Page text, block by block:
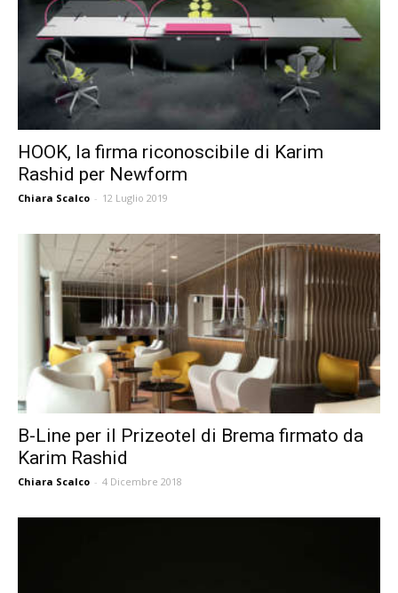
HOOK, la firma riconoscibile di Karim
Rashid per Newform
Chiara Scalco - 12 Luglio 2019
B-Line per il Prizeotel di Brema firmato da
Karim Rashid
Chiara Scalco - 4 Dicembre 2018